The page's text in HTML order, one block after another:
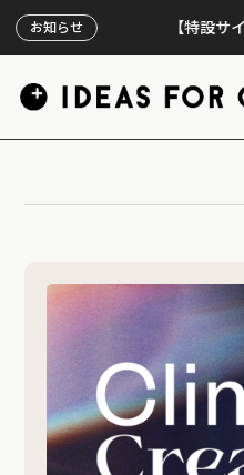
お知らせ 【特設サイト